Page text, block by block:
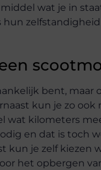
wat je in
bent, maar
kun je zo
wat kilometers
en dat is toch
kun je zelf kiezen
het opbergen